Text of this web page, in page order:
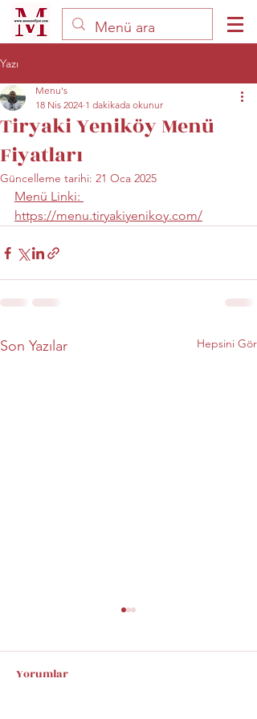
Yazı
Tiryaki Yeniköy Menü
Fiyatları
Menu's
18 Nis 2024 1 dakikada okunur
Güncelleme tarihi: 21 Oca 2025
Menü Linki:
https://menu.tiryakiyenikoy.com/
Son Yazılar Hepsini Gör
Yorumlar